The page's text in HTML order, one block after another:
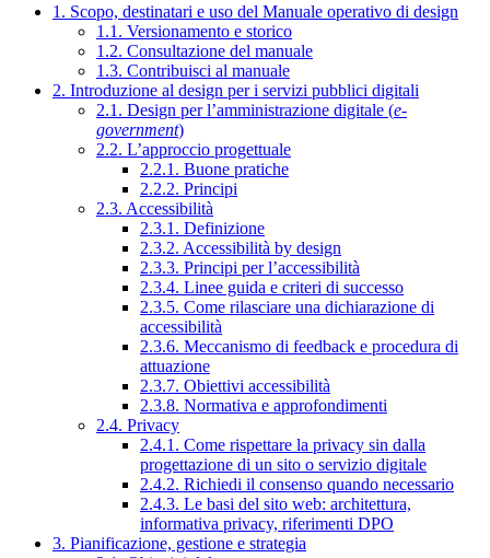
1. Scopo, destinatari e uso del Manuale operativo di design
1.1. Versionamento e storico
1.2. Consultazione del manuale
1.3. Contribuisci al manuale
2. Introduzione al design per i servizi pubblici digitali
2.1. Design per l’amministrazione digitale (e-
government)
2.2. L’approccio progettuale
2.2.1. Buone pratiche
2.2.2. Principi
2.3. Accessibilità
2.3.1. Definizione
2.3.2. Accessibilità by design
2.3.3. Principi per l’accessibilità
2.3.4. Linee guida e criteri di successo
2.3.5. Come rilasciare una dichiarazione di
accessibilità
2.3.6. Meccanismo di feedback e procedura di
attuazione
2.3.7. Obiettivi accessibilità
2.3.8. Normativa e approfondimenti
2.4. Privacy
2.4.1. Come rispettare la privacy sin dalla
progettazione di un sito o servizio digitale
2.4.2. Richiedi il consenso quando necessario
2.4.3. Le basi del sito web: architettura,
informativa privacy, riferimenti DPO
3. Pianificazione, gestione e strategia